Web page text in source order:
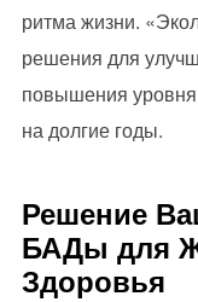
ритма жизни.
решения для
повышения
на долгие годы.
Решение
БАДы для
Здоровья